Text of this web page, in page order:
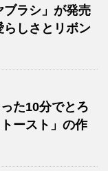
ラシ」が発売
らしさとリボン
た10分でとろ
ースト」の作